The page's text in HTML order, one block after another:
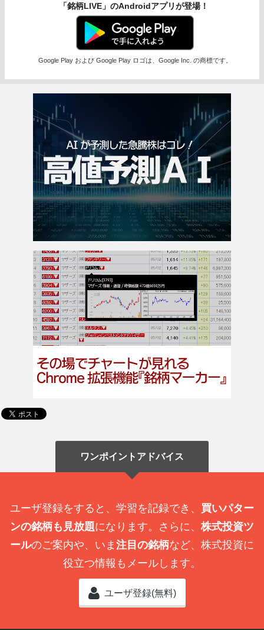
「銘柄LIVE」のAndroidアプリが登場！
Google Play および Google Play ロゴは、Google Inc. の商標です。
ワンポイントアドバイス
ユーザ登録をすると、学習を記録でき、 買いパター
ンの銘柄も見放題になります。さらに、 株式投資ツ
ールのご案内や、いま 注目の銘柄など、株式投資に
役立つ情報もメールします。
ユーザ登録(無料)